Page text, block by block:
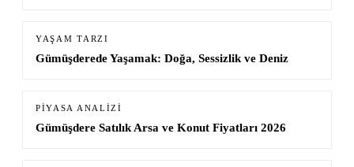
YAŞAM TARZI
Gümüşderede Yaşamak: Doğa, Sessizlik ve Deniz
PIYASA ANALIZI
Gümüşdere Satılık Arsa ve Konut Fiyatları 2026